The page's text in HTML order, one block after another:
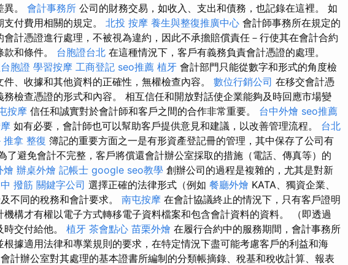
。 會計事務所 公司的財務交易，如收入、支出和債務，也記錄在這裡。 如
付費用相關的規定。 北投 按摩 養生與整復推廣中心 會計師事務所在規定的
計憑證進行處理，不被視為違約，因此不承擔賠償責任－行使其在會計合約
和條件。 台胞證台北 在這種情況下，客戶有義務負責會計憑證的處理。
胞證 學習按摩 工商登記 seo推薦 植牙 會計部門只能從數字和形式的角度檢
、收據和其他資料的正確性，無權檢查內容。 數位行銷公司 在移交會計憑
檢查憑證的形式和內容。 相互信任和開放對話使企業能夠及時回應市場變
按摩 信任和誠實對於會計師和客戶之間的合​​作非常重要。 台中外燴 seo推薦
如有必要，會計師也可以幫助客戶提供意見和建議，以改善管理流程。 台北
推拿 整復 簿記的重要方面之一是有形資產登記冊的管理，其中保存了公司有
了避免會計不完整，客戶將償還會計辦公室採取的措施（電話、傳真等）的
燴 辦桌外燴 記帳士 google seo教學 創辦公司的過程是複雜的，尤其是對新
撥筋 關鍵字公司 選擇正確的法律形式（例如 餐廳外燴 KATA、獨資企業、
不同的稅務和會計要求。 南屯按摩 在會計協議終止的情況下，只有客戶證明
構才有權以電子方式轉移電子資料檔案和包含會計資料的資料。 （即透過
交付給他。 植牙 茶會點心 苗栗外燴 在履行合約中的服務期間，會計事務所
據適用法律和專業規則的要求，在特定情況下盡可能考慮客戶的利益和海
會計辦公室對其處理的基本證書所編制的分類帳摘錄、稅基和稅收計算、報表